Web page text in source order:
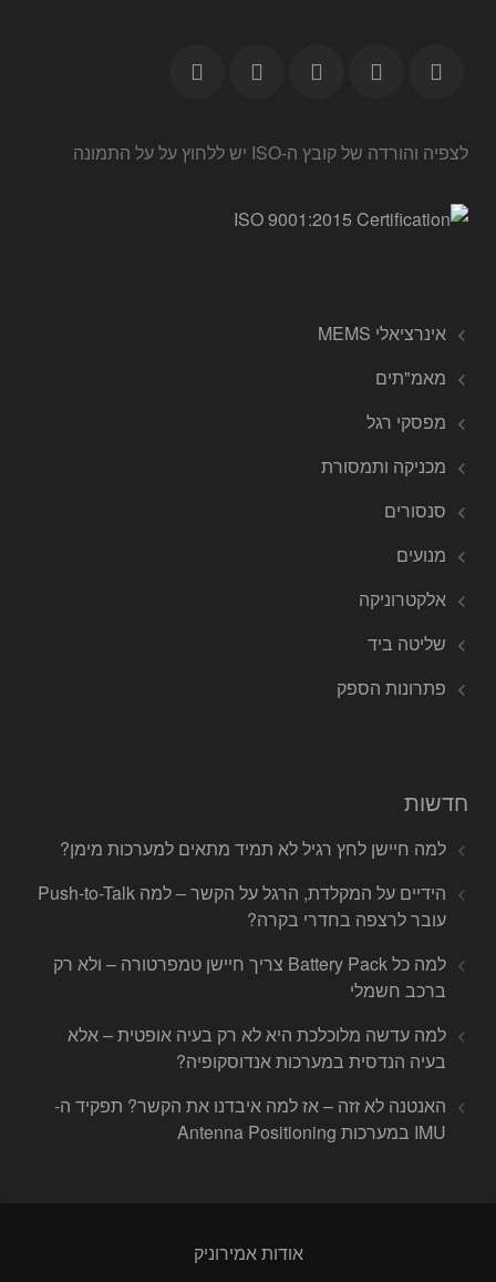
לצפיה והורדה של קובץ ה-ISO יש ללחוץ על על התמונה
אינרציאלי MEMS
מאמ"תים
מפסקי רגל
מכניקה ותמסורת
סנסורים
מנועים
אלקטרוניקה
שליטה ביד
פתרונות הספק
חדשות
למה חיישן לחץ רגיל לא תמיד מתאים למערכות מימן?
הידיים על המקלדת, הרגל על הקשר – למה Push-to-Talk
עובר לרצפה בחדרי בקרה?
למה כל Battery Pack צריך חיישן טמפרטורה – ולא רק
ברכב חשמלי
למה עדשה מלוכלכת היא לא רק בעיה אופטית – אלא
בעיה הנדסית במערכות אנדוסקופיה?
האנטנה לא זזה – אז למה איבדנו את הקשר? תפקיד ה-
IMU במערכות Antenna Positioning
אודות אמירוניק